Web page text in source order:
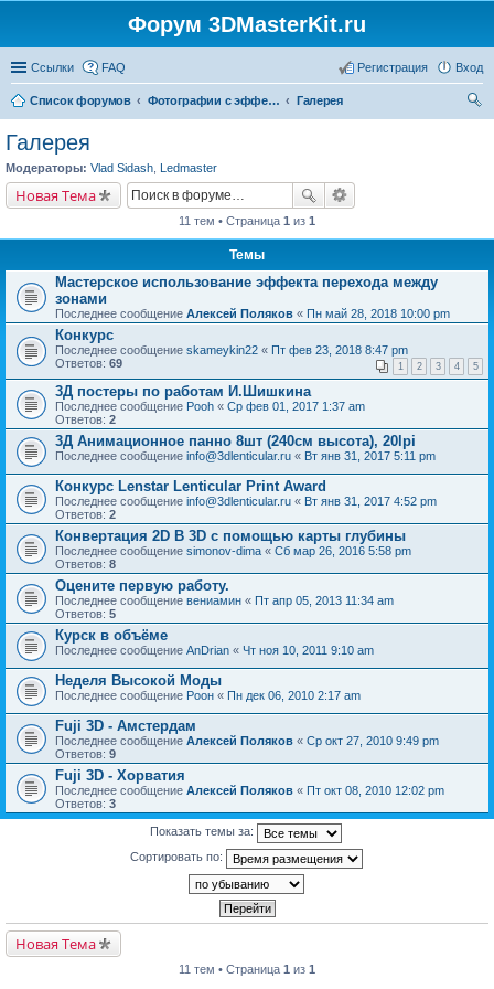
Форум 3DMasterKit.ru
Ссылки FAQ Вход
Регистрация
Список форумов Фотографии с эффектом стерео, варио, 3D, анимации, морфинга
Галерея
Галерея
Модераторы: Vlad Sidash Ledmaster
Новая Тема
11 тем • Страница 1 из 1
Темы
Мастерское использование эффекта перехода между
зонами
Последнее сообщение Алексей Поляков « Пн май 28, 2018 10:00 pm
Конкурс
Последнее сообщение skameykin22 « Пт фев 23, 2018 8:47 pm
Ответов: 69 1 2 3 4 5
3Д постеры по работам И.Шишкина
Последнее сообщение Pooh « Ср фев 01, 2017 1:37 am
Ответов: 2
3Д Анимационное панно 8шт (240см высота), 20lpi
Последнее сообщение info@3dlenticular.ru « Вт янв 31, 2017 5:11 pm
Конкурс Lenstar Lenticular Print Award
Последнее сообщение info@3dlenticular.ru « Вт янв 31, 2017 4:52 pm
Ответов: 2
Конвертация 2D B 3D с помощью карты глубины
Последнее сообщение simonov-dima « Сб мар 26, 2016 5:58 pm
Ответов: 8
Оцените первую работу.
Последнее сообщение вениамин « Пт апр 05, 2013 11:34 am
Ответов: 5
Курск в объёме
Последнее сообщение AnDrian « Чт ноя 10, 2011 9:10 am
Неделя Высокой Моды
Последнее сообщение Pоон « Пн дек 06, 2010 2:17 am
Fuji 3D - Амстердам
Последнее сообщение Алексей Поляков « Ср окт 27, 2010 9:49 pm
Ответов: 9
Fuji 3D - Хорватия
Последнее сообщение Алексей Поляков « Пт окт 08, 2010 12:02 pm
Ответов: 3
Показать темы за:
Сортировать по:
Новая Тема
11 тем • Страница 1 из 1